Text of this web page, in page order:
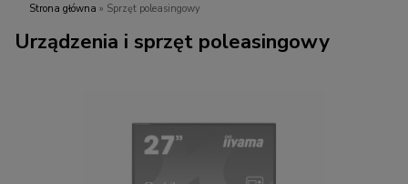
Strona główna » Sprzęt poleasingowy
Urządzenia i sprzęt poleasingowy